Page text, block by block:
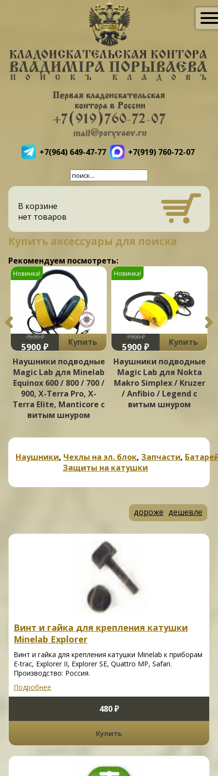
+7(964) 649-47-77 +7(919) 760-72-07
В корзине
нет товаров
Купить аксессуары для поиска
Рекомендуем посмотреть:
Новинка!
7500 ₽
5900 ₽
Купить
Наушники подводные
Magic Lab для Minelab
Equinox 600 / 800 / 700 /
900, X-Terra Pro, X-
Terra Elite, Manticore с
витым шнуром
Новинка!
7900 ₽
5900 ₽
Купить
Наушники подводные
Magic Lab для Nokta
Makro Simplex / Kruzer
/ Anfibio / Legend с
витым шнуром
Наушники, Чехлы на эл. блок, Запчасти,
Защиты на катушки
дороже дешевле
Винт и гайка для крепления катушки
Minelab Explorer
Винт и гайка для крепления катушки Minelab к приборам
E-trac, Explorer II, Explorer SE, Quattro MP, Safari.
Производство: Россия.
Подробнее
480 ₽
Купить